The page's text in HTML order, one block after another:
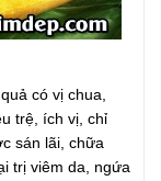
có vị chua,
trệ, ích vị, chỉ
sán lãi, chữa
trị viêm da, ngứa